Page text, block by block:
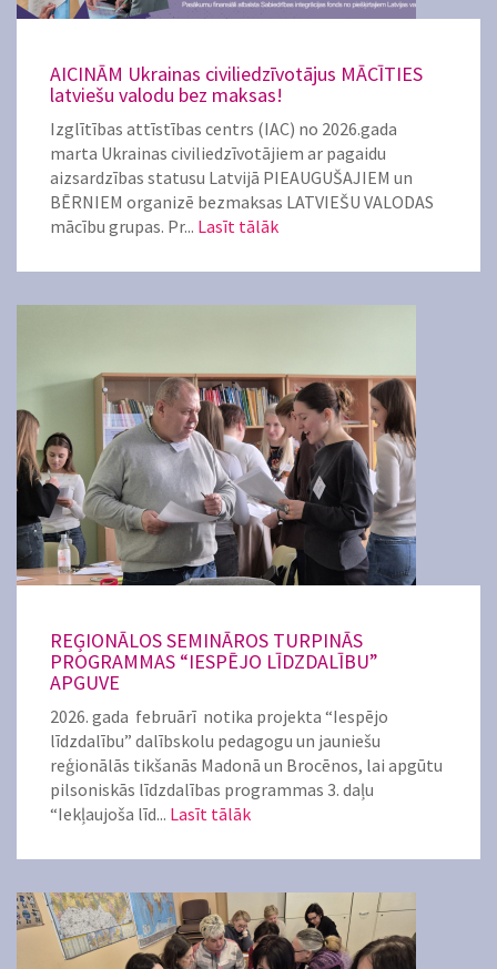
AICINĀM Ukrainas civiliedzīvotājus MĀCĪTIES
latviešu valodu bez maksas!
Izglītības attīstības centrs (IAC) no 2026.gada
marta Ukrainas civiliedzīvotājiem ar pagaidu
aizsardzības statusu Latvijā PIEAUGUŠAJIEM un
BĒRNIEM organizē bezmaksas LATVIEŠU VALODAS
mācību grupas. Pr... Lasīt tālāk
REĢIONĀLOS SEMINĀROS TURPINĀS
PROGRAMMAS “IESPĒJO LĪDZDALĪBU”
APGUVE
2026. gada februārī notika projekta “Iespējo
līdzdalību” dalībskolu pedagogu un jauniešu
reģionālās tikšanās Madonā un Brocēnos, lai apgūtu
pilsoniskās līdzdalības programmas 3. daļu
“Iekļaujoša līd... Lasīt tālāk